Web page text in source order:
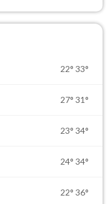
22° 33°
27° 31°
23° 34°
24° 34°
22° 36°